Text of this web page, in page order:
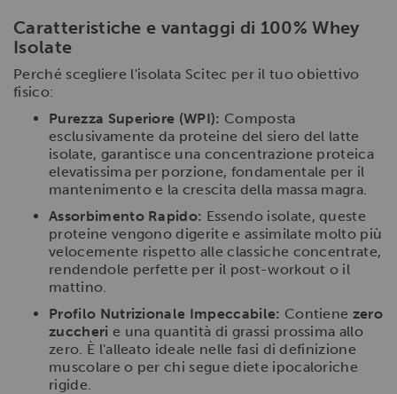
Caratteristiche e vantaggi di 100% Whey
Isolate
Perché scegliere l'isolata Scitec per il tuo obiettivo
fisico:
Purezza Superiore (WPI): Composta
esclusivamente da proteine del siero del latte
isolate, garantisce una concentrazione proteica
elevatissima per porzione, fondamentale per il
mantenimento e la crescita della massa magra.
Assorbimento Rapido: Essendo isolate, queste
proteine vengono digerite e assimilate molto più
velocemente rispetto alle classiche concentrate,
rendendole perfette per il post-workout o il
mattino.
Profilo Nutrizionale Impeccabile: Contiene zero
zuccheri e una quantità di grassi prossima allo
zero. È l'alleato ideale nelle fasi di definizione
muscolare o per chi segue diete ipocaloriche
rigide.